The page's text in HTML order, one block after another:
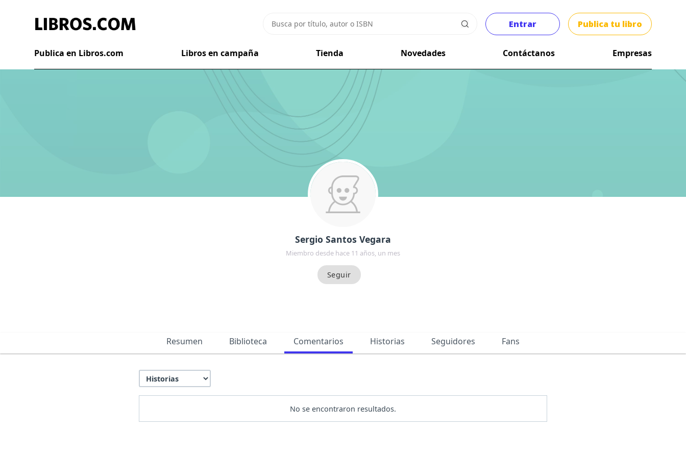
Entrar Publica tu libro
Publica en Libros.com Libros en campaña Tienda Novedades Contáctanos Empresas
Sergio Santos Vegara
Miembro desde hace 11 años, un mes
Resumen Biblioteca Comentarios Historias Seguidores Fans
No se encontraron resultados.